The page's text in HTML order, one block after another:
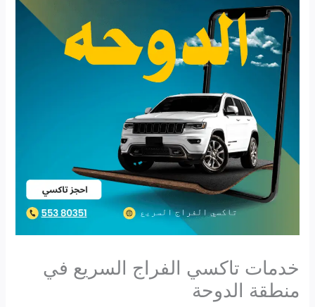
خدمات تاكسي الفراج السريع في
منطقة الدوحة